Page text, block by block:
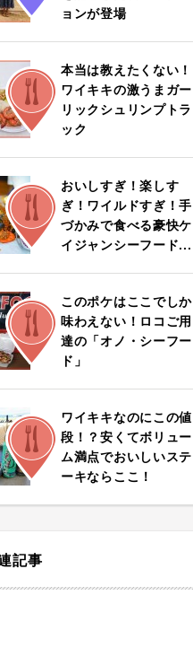
ョンが登場
FOOD
本当は教えたくない！
ワイキキの激うまガー
リックシュリンプトラ
ック
FOOD
おいしすぎ！楽しす
ぎ！ワイルドすぎ！手
づかみで食べる豪快ケ
イジャンシーフード...
FOOD
このポケはここでしか
味わえない！ロコご用
達の「オノ・シーフー
ド」
FOOD
ワイキキなのにこの値
段！？安くてボリュー
ム満点でおいしいステ
ーキならここ！
記事